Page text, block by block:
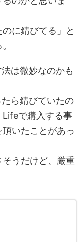
に錆びてる」と
は微妙なのかも
ら錆びていたの
Lifeで購入する事
いたことがあっ
うだけど、厳重